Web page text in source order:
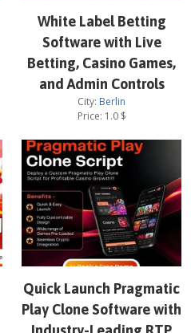
White Label Betting
Software with Live
Betting, Casino Games,
and Admin Controls
City: Berlin
Price: 1.0$
Quick Launch Pragmatic
Play Clone Software with